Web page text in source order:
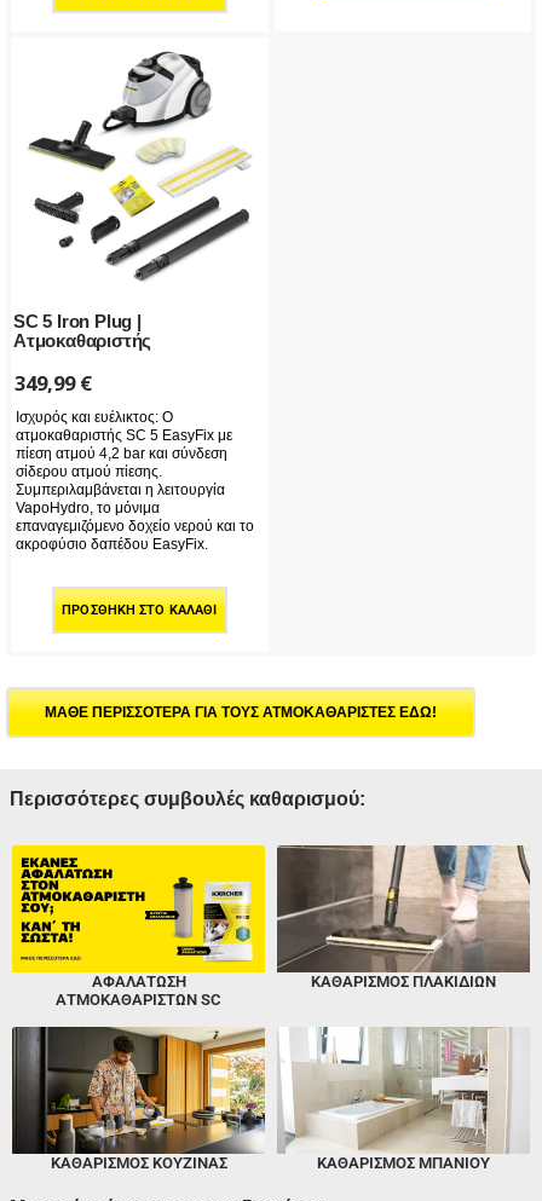
SC 5 Iron Plug |
Ατμοκαθαριστής
349,99€
Ισχυρός και ευέλικτος: Ο
ατμοκαθαριστής SC 5 EasyFix με
πίεση ατμού 4,2 bar και σύνδεση
σίδερου ατμού πίεσης.
Συμπεριλαμβάνεται η λειτουργία
VapoHydro, το μόνιμα
επαναγεμιζόμενο δοχείο νερού και το
ακροφύσιο δαπέδου EasyFix.
ΠΡΟΣΘΉΚΗ ΣΤΟ ΚΑΛΆΘΙ
ΜΑΘΕ ΠΕΡΙΣΣΟΤΕΡΑ ΓΙΑ ΤΟΥΣ ΑΤΜΟΚΑΘΑΡΙΣΤΕΣ ΕΔΩ!
Περισσότερες συμβουλές καθαρισμού:
ΑΦΑΛΆΤΩΣΗ
ΑΤΜΟΚΑΘΑΡΙΣΤΏΝ SC
ΚΑΘΑΡΙΣΜΌΣ ΠΛΑΚΙΔΊΩΝ
ΚΑΘΑΡΙΣΜΌΣ ΚΟΥΖΊΝΑΣ ΚΑΘΑΡΙΣΜΌΣ ΜΠΆΝΙΟΥ